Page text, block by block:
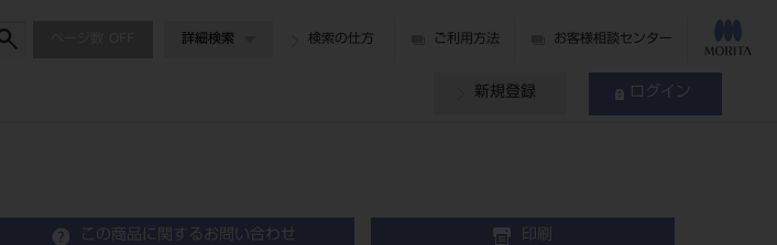
詳細検索 検索の仕方 ご利用方法 お客様相談センター
新規登録 ログイン
この商品に関するお問い合わせ 印刷